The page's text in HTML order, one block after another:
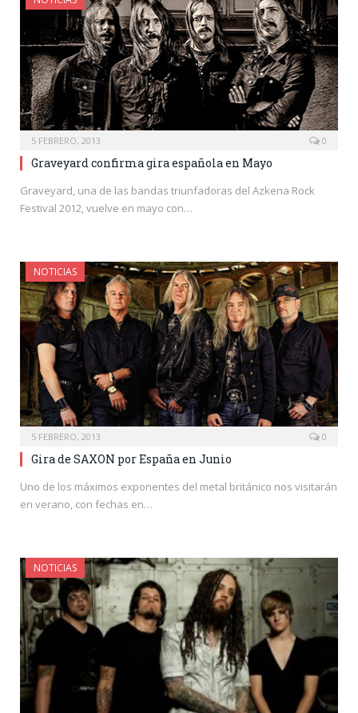
5 FEBRERO, 2013 0
Graveyard confirma gira española en Mayo
Graveyard, una de las bandas triunfadoras del Azkena Rock
Festival 2012, vuelve en mayo con…
NOTICIAS
5 FEBRERO, 2013 0
Gira de SAXON por España en Junio
Uno de los máximos exponentes del metal británico nos visitarán
en verano, con fechas en…
NOTICIAS